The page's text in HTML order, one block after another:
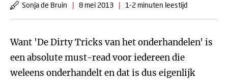
Sonja de Bruin | 8 mei 2013 | 1-2 minuten leestijd
Want 'De Dirty Tricks van het onderhandelen' is
een absolute must-read voor iedereen die
weleens onderhandelt en dat is dus eigenlijk